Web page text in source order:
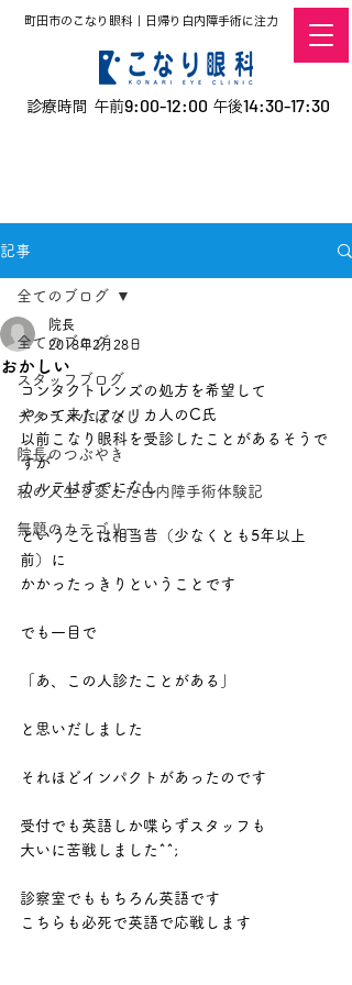
町田市のこなり眼科｜日帰り白内障手術に注力
診療時間 午前9:00-12:00 午後14:30-17:30
記事
全てのブログ
スタッフブログ
デタラメ小ばなし
院長のつぶやき
私の人生を変えた白内障手術体験記
無題のカテゴリー
全てのブログ
おかしい
院長
2018年2月28日
コンタクトレンズの処方を希望して
やって来たアメリカ人のC氏
以前こなり眼科を受診したことがあるそうで
すが
カルテはすでになし
ということは相当昔（少なくとも5年以上
前）に
かかったっきりということです
でも一目で
「あ、この人診たことがある」
と思いだしました
それほどインパクトがあったのです
受付でも英語しか喋らずスタッフも
大いに苦戦しました^^;
診察室でももちろん英語です
こちらも必死で英語で応戦します